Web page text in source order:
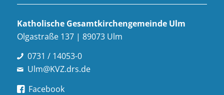
Katholische Gesamt­kirchen­gemeinde Ulm
Olgastraße 137 | 89073 Ulm
0731 / 14053-0
Ulm@KVZ.drs.de
Facebook